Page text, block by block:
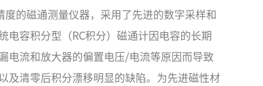
度的磁通测量仪器，采用了先进的数字采样和
电容积分型（RC积分）磁通计因电容的长期
电流和放大器的偏置电压/电流等原因而导致
及清零后积分漂移明显的缺陷。为先进磁性材